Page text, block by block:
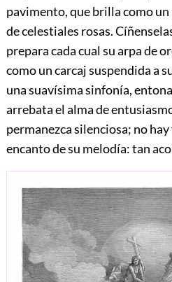
pavimento, que brilla como
de celestiales rosas.
prepara cada cual su arpa de
como un carcaj suspendida a
una suavísima sinfonía,
arrebata el alma de
permanezca silenciosa; no
encanto de su melodía: tan